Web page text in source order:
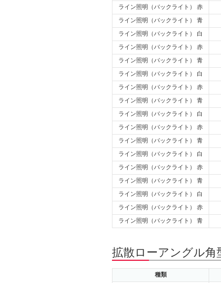
ライン照明（バックライト） 赤
ライン照明（バックライト） 青
ライン照明（バックライト） 白
ライン照明（バックライト） 赤
ライン照明（バックライト） 青
ライン照明（バックライト） 白
ライン照明（バックライト） 赤
ライン照明（バックライト） 青
ライン照明（バックライト） 白
ライン照明（バックライト） 赤
ライン照明（バックライト） 青
ライン照明（バックライト） 白
ライン照明（バックライト） 赤
ライン照明（バックライト） 青
ライン照明（バックライト） 白
ライン照明（バックライト） 赤
ライン照明（バックライト） 青
拡散ローアングル角
種類